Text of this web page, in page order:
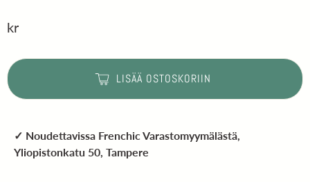
kr
LISÄÄ OSTOSKORIIN
✓ Noudettavissa Frenchic Varastomyymälästä,
Yliopistonkatu 50, Tampere